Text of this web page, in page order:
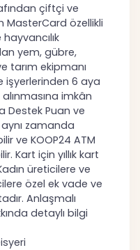
çiftçi ve
MasterCard özellikli
yem, gübre,
tarım ekipmanı
işyerlerinden 6 aya
imkân
Destek Puan ve
aynı zamanda
ve KOOP24 ATM
Kart için yıllık kart
üreticilere ve
özel ek vade ve
Anlaşmalı
detaylı bilgi